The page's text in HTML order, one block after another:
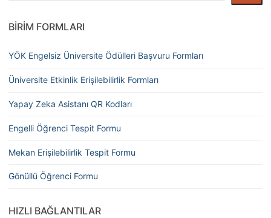
BIRIM FORMLARI
YÖK Engelsiz Üniversite Ödülleri Başvuru Formları
Üniversite Etkinlik Erişilebilirlik Formları
Yapay Zeka Asistanı QR Kodları
Engelli Öğrenci Tespit Formu
Mekan Erişilebilirlik Tespit Formu
Gönüllü Öğrenci Formu
HIZLI BAĞLANTILAR